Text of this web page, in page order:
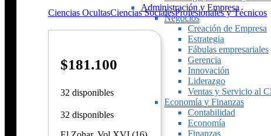
Administración y Empresa
Negocios
Creación de Empresa
Estrategia
Fábulas empresariales
Gerencia
Innovación
Liderazgo
Ventas y Servicio al
Economía y Finanzas
Contabilidad
Economía
Finanzas
Ciencias OcultasCiencias SocialesProfesionales y Técnicos
$181.100
32 disponibles
32 disponibles